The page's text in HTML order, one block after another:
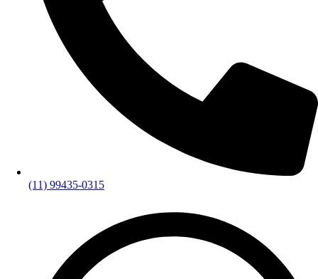
(11) 99435-0315